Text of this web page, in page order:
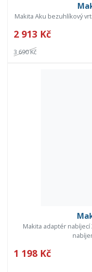
Makita Aku bezuhlíkový
2 913 Kč
3 690 Kč
Makita adaptér nabíjecí
1 198 Kč